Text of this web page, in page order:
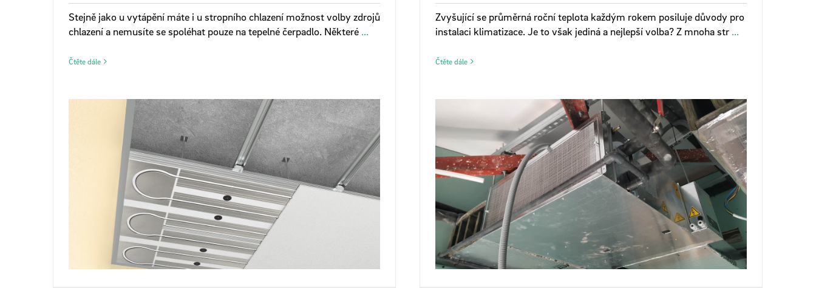
Stejně jako u vytápění máte i u stropního chlazení možnost volby zdrojů
chlazení a nemusíte se spoléhat pouze na tepelné čerpadlo. Některé ...
Čtěte dále
Zvyšující se průměrná roční teplota každým rokem posiluje důvody pro
instalaci klimatizace. Je to však jediná a nejlepší volba? Z mnoha str ...
Čtěte dále